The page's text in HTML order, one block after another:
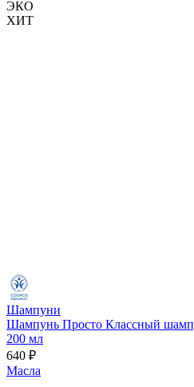
ЭКО
ХИТ
Шампуни
Шампунь Просто Классный
200 мл
640 ₽
Масла